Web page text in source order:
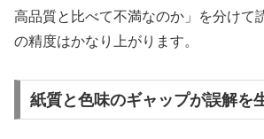
高品質と比べて不満なのか」を分けて
の精度はかなり上がります。
紙質と色味のギャップが誤解を